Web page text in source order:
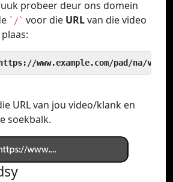
probeer deur ons domein
`/` voor die URLvan die video
www.example.com/pad/na/video
URL van jou video/klank en
soekbalk.